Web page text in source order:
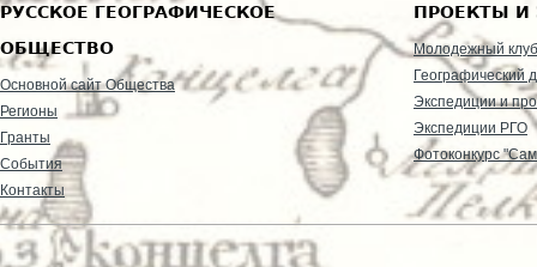
РУССКОЕ ГЕОГРАФИЧЕСКОЕ
ОБЩЕСТВО
Основной сайт Общества
Регионы
Гранты
События
Контакты
ПРОЕКТЫ И
Молодежный клуб
Географический
Экспедиции и
Экспедиции РГО
Фотоконкурс